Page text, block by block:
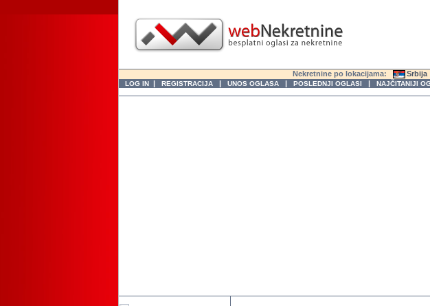
Nekretnine po lokacijama: Srbija
LOG IN | REGISTRACIJA | UNOS OGLASA | POSLEDNJI OGLASI | NAJČITANIJI